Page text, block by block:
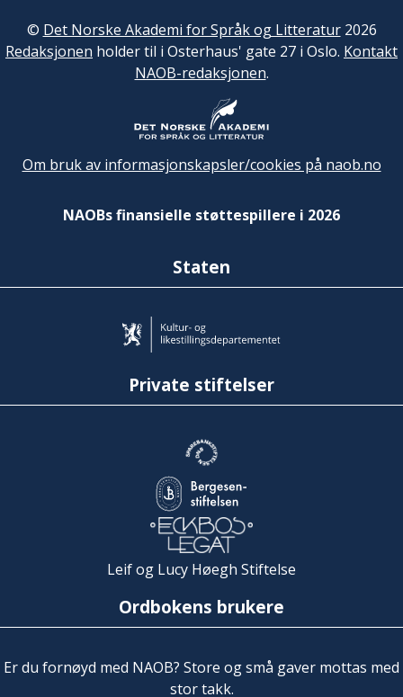
© Det Norske Akademi for Språk og Litteratur2026
Redaksjonen holder til i Osterhaus' gate 27 i Oslo. Kontakt
NAOB-redaksjonen.
Om bruk av informasjonskapsler/cookies på naob.no
NAOBs finansielle støttespillere i 2026
Staten
Private stiftelser
Leif og Lucy Høegh Stiftelse
Ordbokens brukere
Er du fornøyd med NAOB? Store og små gaver mottas med
stor takk.